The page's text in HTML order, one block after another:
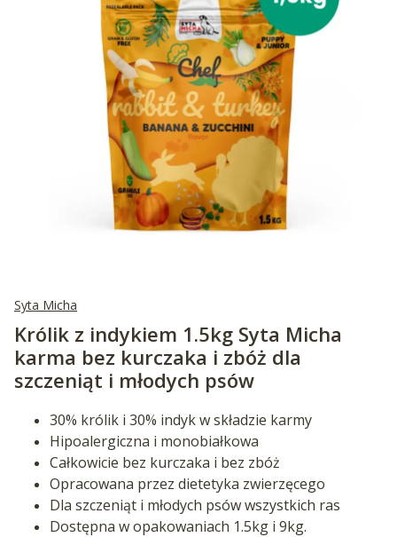
Syta Micha
Królik z indykiem 1.5kg Syta Micha
karma bez kurczaka i zbóż dla
szczeniąt i młodych psów
30% królik i 30% indyk w składzie karmy
Hipoalergiczna i monobiałkowa
Całkowicie bez kurczaka i bez zbóż
Opracowana przez dietetyka zwierzęcego
Dla szczeniąt i młodych psów wszystkich ras
Dostępna w opakowaniach 1.5kg i 9kg.